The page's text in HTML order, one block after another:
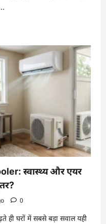
स्वास्थ्य और एयर
0
ही घरों में सबसे बड़ा सवाल यही